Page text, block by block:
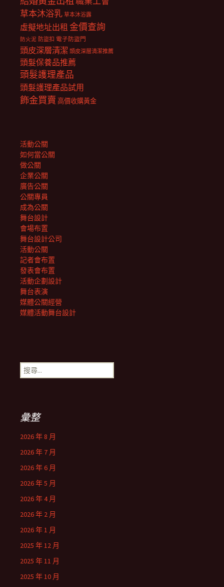
草本沐浴乳 草本沐浴露
虛擬地址出租 金價查詢
防火泥 防盜扣 電子防盜門
頭皮深層清潔 頭皮深層清潔推薦
頭髮保養品推薦
頭髮護理產品
頭髮護理產品試用
飾金買賣 高價收購黃金
活動公關
如何當公關
做公關
企業公關
廣告公關
公關專員
成為公關
舞台設計
會場布置
舞台設計公司
活動公關
記者會布置
發表會布置
活動企劃設計
舞台表演
媒體公關經營
媒體活動舞台設計
搜
尋
彙整
2026 年 8 月
2026 年 7 月
2026 年 6 月
2026 年 5 月
2026 年 4 月
2026 年 2 月
2026 年 1 月
2025 年 12 月
2025 年 11 月
2025 年 10 月